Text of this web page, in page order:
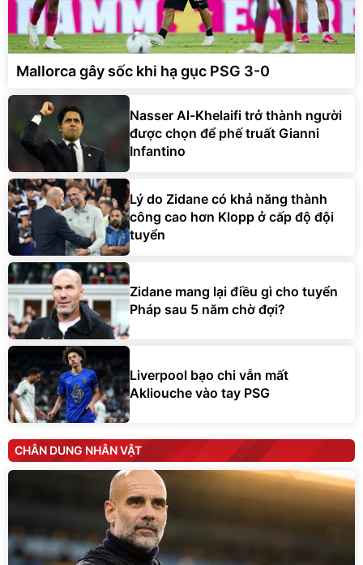
Mallorca gây sốc khi hạ gục PSG 3-0
Nasser Al-Khelaifi trở thành người
được chọn để phế truất Gianni
Infantino
Lý do Zidane có khả năng thành
công cao hơn Klopp ở cấp độ đội
tuyển
Zidane mang lại điều gì cho tuyển
Pháp sau 5 năm chờ đợi?
Liverpool bạo chi vẫn mất
Akliouche vào tay PSG
CHÂN DUNG NHÂN VẬT